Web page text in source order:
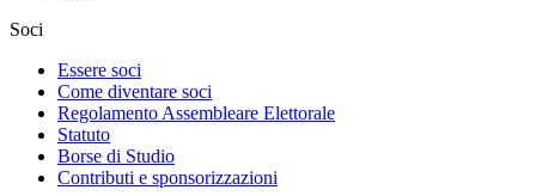
Soci
Essere soci
Come diventare soci
Regolamento Assembleare Elettorale
Statuto
Borse di Studio
Contributi e sponsorizzazioni